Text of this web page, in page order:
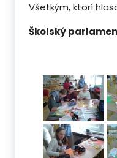
Všetkým, ktorí
Školský